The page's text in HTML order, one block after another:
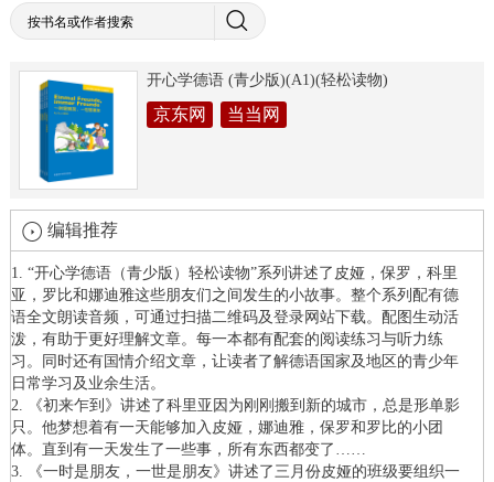
开心学德语 (青少版)(A1)(轻松读物)
京东网 当当网
编辑推荐
1. “开心学德语（青少版）轻松读物”系列讲述了皮娅，保罗，科里
亚，罗比和娜迪雅这些朋友们之间发生的小故事。整个系列配有德
语全文朗读音频，可通过扫描二维码及登录网站下载。配图生动活
泼，有助于更好理解文章。每一本都有配套的阅读练习与听力练
习。同时还有国情介绍文章，让读者了解德语国家及地区的青少年
日常学习及业余生活。
2. 《初来乍到》讲述了科里亚因为刚刚搬到新的城市，总是形单影
只。他梦想着有一天能够加入皮娅，娜迪雅，保罗和罗比的小团
体。直到有一天发生了一些事，所有东西都变了……
3. 《一时是朋友，一世是朋友》讲述了三月份皮娅的班级要组织一